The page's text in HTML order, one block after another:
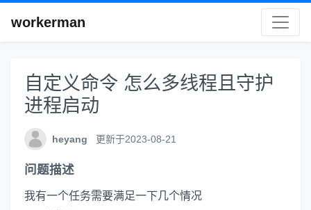
workerman
自定义命令 怎么多线程且守护
进程启动
heyang 更新于2023-08-21
问题描述
我有一个任务需要满足一下几个情况